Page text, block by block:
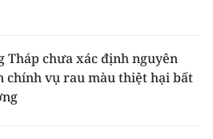
Tháp chưa xác định nguyên
chính vụ rau màu thiệt hại bất